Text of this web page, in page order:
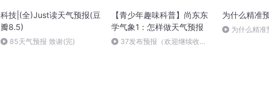
科技|(全)Just读天气预报(豆
瓣8.5)
85天气预报 致谢(完)
【青少年趣味科普】尚东东
学气象1：怎样做天气预报
37发布预报（欢迎继续收听
为什么精准
为什么精准